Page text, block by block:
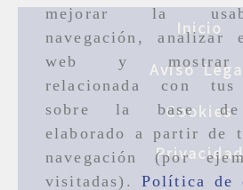
mejorar la
navegación,
web y mostrar
relacionada con tus
sobre la base
elaborado a partir de
navegación (por
visitadas). Política de
Inicio
Aviso
Cookies
Privacidad